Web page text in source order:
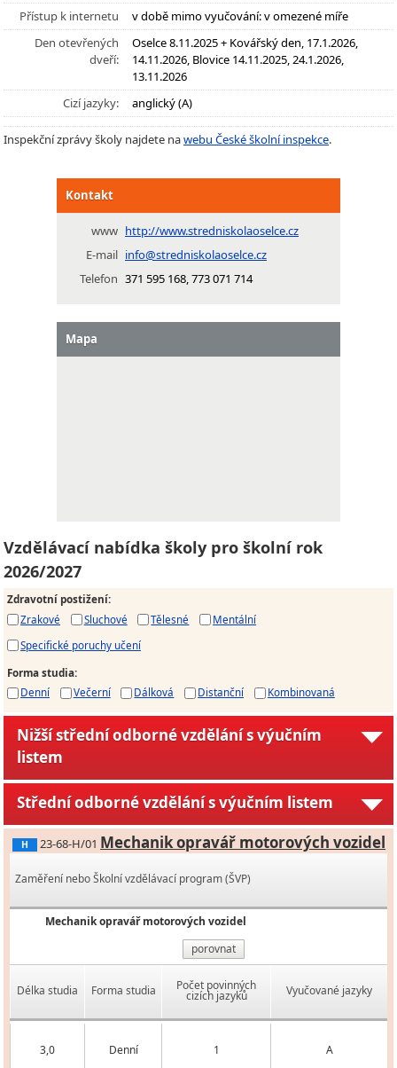
Přístup k internetu
v době mimo vyučování: v omezené míře
Den otevřených
dveří:
Oselce 8.11.2025 + Kovářský den, 17.1.2026,
14.11.2026, Blovice 14.11.2025, 24.1.2026,
13.11.2026
Cizí jazyky:
anglický (A)
Inspekční zprávy školy najdete nawebu České školní inspekce.
Kontakt
www http://www.stredniskolaoselce.cz
E-mail info@stredniskolaoselce.cz
Telefon 371 595 168, 773 071 714
Mapa
Vzdělávací nabídka školy pro školní rok
2026/2027
Zdravotní postižení:
Zrakové
Sluchové Tělesné
Mentální
Specifické poruchy učení
Forma studia:
Denní
Večerní Dálková Distanční Kombinovaná
Nižší střední odborné vzdělání s výučním
listem
Střední odborné vzdělání s výučním listem
H 23-68-H/01 Mechanik opravář motorových vozidel
Zaměření nebo Školní vzdělávací program (ŠVP)
Mechanik opravář motorových vozidel
porovnat
Délka studia Forma studia Počet povinných
cizích jazyků Vyučované jazyky
3,0 Denní 1 A